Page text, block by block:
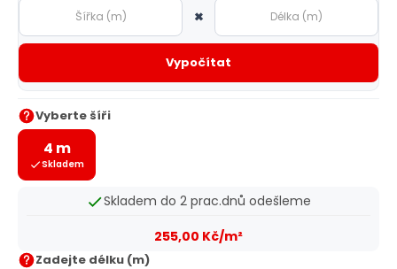
×
Vypočítat
Vyberte šíři
4 m
Skladem
Zadejte délku (m)
Skladem do 2 prac.dnů odešleme
255,00 Kč/m²